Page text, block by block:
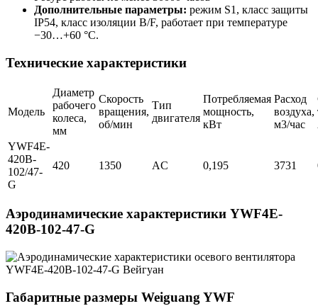
Дополнительные параметры: режим S1, класс защиты
IP54, класс изоляции B/F, работает при температуре
−30…+60 °C.
Технические характеристики
Модель
Диаметр
рабочего
колеса,
мм
Скорость
вращения,
об/мин
Тип
двигателя
Потребляемая
мощность,
кВт
Расход
воздуха,
м3/час
YWF4E-
420B-
102/47-
G
420 1350 AC 0,195 3731
Аэродинамические характеристики YWF4E-
420B-102-47-G
Габаритные размеры Weiguang YWF